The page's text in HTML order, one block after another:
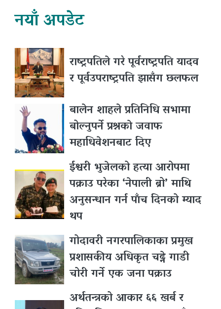
नयाँ अपडेट
राष्ट्रपतिले गरे पूर्वराष्ट्रपति यादव
र पूर्वउपराष्ट्रपति झासँग छलफल
बालेन शाहले प्रतिनिधि सभामा
बोल्नुपर्ने प्रश्नकाे जवाफ
महाधिवेशनबाट दिए
ईश्वरी भुजेलको हत्या आरोपमा
पक्राउ परेका ‘नेपाली ब्रो’ माथि
अनुसन्धान गर्न पाँच दिनको म्याद
थप
गोदावरी नगरपालिकाका प्रमुख
प्रशासकीय अधिकृत चढ्ने गाडी
चोरी गर्ने एक जना पक्राउ
अर्थतन्त्रको आकार ६६ खर्ब र